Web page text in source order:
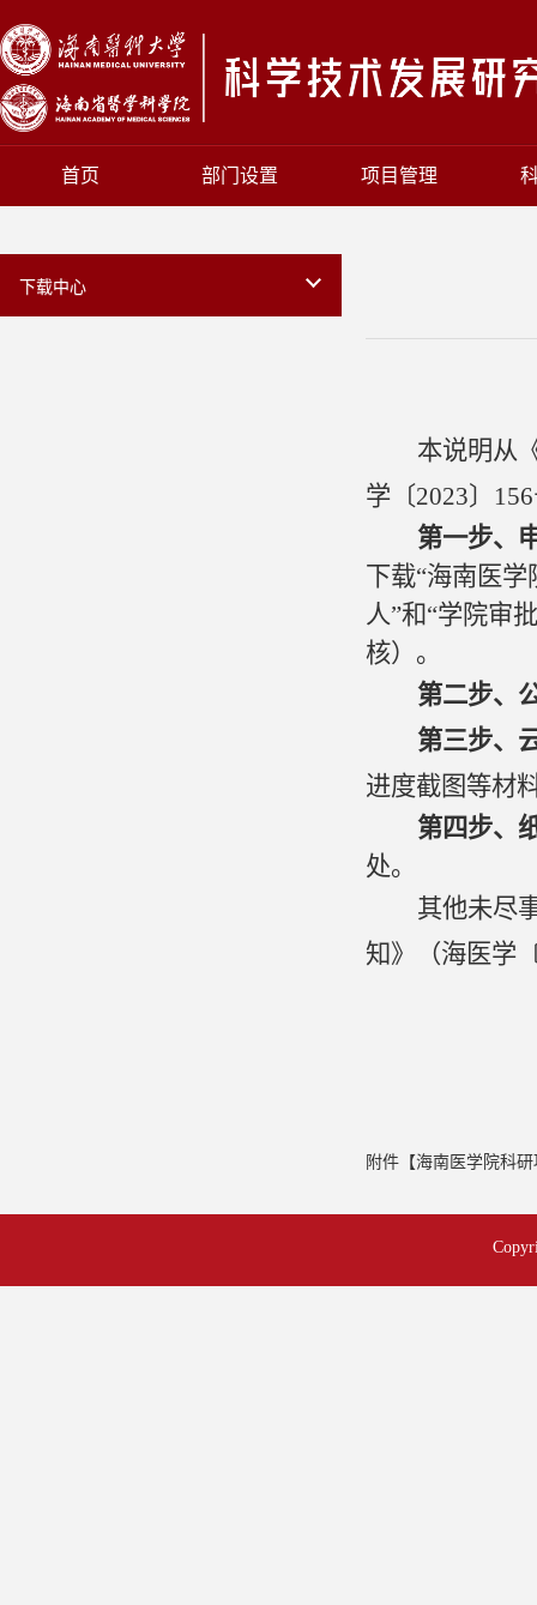
首页 部门设置 项目管理
下载中心
本说明从
学〔2023〕
第一步、
下载“海南医学
人”和“学院审
核）。
第二步、
第三步、
进度截图等材
第四步、
处。
其他未尽
知》 （海医学
附件【海南医学院科